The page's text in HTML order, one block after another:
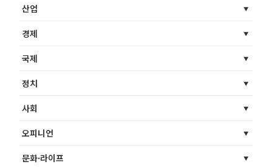
산업
경제
국제
정치
사회
오피니언
문화·라이프